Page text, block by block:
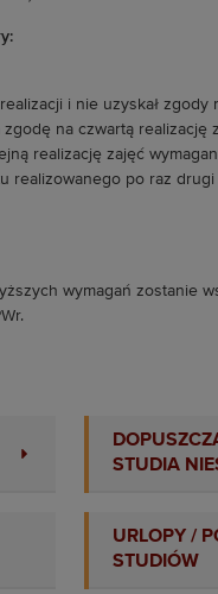
i nie uzyskał zgody
na czwartą realizację
realizację zajęć
realizowanego po raz drugi
wymagań zostanie
STUDIA
URLOPY /
STUDIÓW